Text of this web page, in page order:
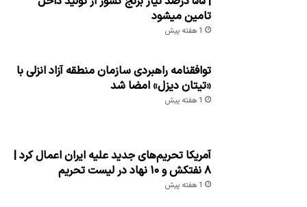
تامین میشود
1 هفته پیش
توافقنامه راهبردی سازمان منطقه آزاد انزلی با
«تیتان دیزل» امضا شد
1 هفته پیش
آمریکا تحریم‌های جدید علیه ایران اعمال کرد |
۸ نفتکش و ۱۰ نهاد در لیست تحریم
1 هفته پیش